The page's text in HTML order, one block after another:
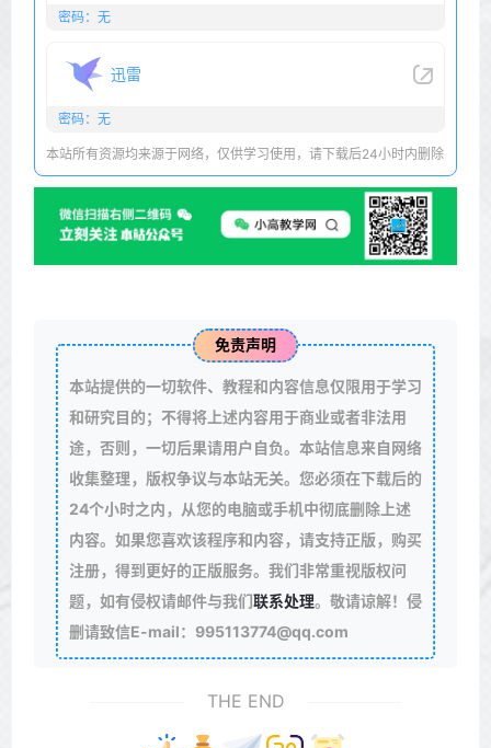
密码：无
迅雷
密码：无
本站所有资源均来源于网络，仅供学习使用，请下载后24小时内删除
免责声明
本站提供的一切软件、教程和内容信息仅限用于学习
和研究目的；不得将上述内容用于商业或者非法用
途，否则，一切后果请用户自负。本站信息来自网络
收集整理，版权争议与本站无关。您必须在下载后的
24个小时之内，从您的电脑或手机中彻底删除上述
内容。如果您喜欢该程序和内容，请支持正版，购买
注册，得到更好的正版服务。我们非常重视版权问
题，如有侵权请邮件与我们联系处理。敬请谅解！侵
删请致信E-mail：995113774@qq.com
THE END